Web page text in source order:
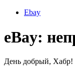
Ebay
eBay:
День добрый, Хабр!